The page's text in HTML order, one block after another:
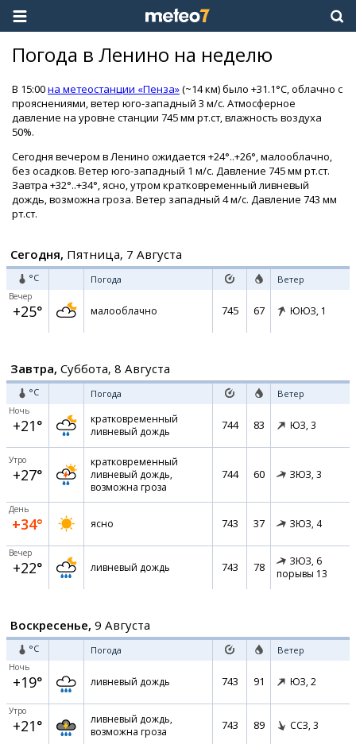
Погода в Ленино на неделю
В 15:00на метеостанции «Пенза»(~14 км) было +31.1°C, облачно с
прояснениями, ветер юго-западный 3 м/с. Атмосферное
давление на уровне станции 745 мм рт.ст, влажность воздуха
50%.
Сегодня вечером в Ленино ожидается +24°..+26°, малооблачно,
без осадков. Ветер юго-западный 1 м/с. Давление 745 мм рт.ст.
Завтра +32°..+34°, ясно, утром кратковременный ливневый
дождь, возможна гроза. Ветер западный 4 м/с. Давление 743 мм
рт.ст.
Сегодня, Пятница, 7 Августа
°C Погода Ветер
Вечер
+25° малооблачно 745 67 ЮЮЗ, 1
Завтра, Суббота, 8 Августа
°C Погода Ветер
Ночь
+21°
кратковременный
ливневый дождь
744 83 ЮЗ, 3
Утро
+27°
кратковременный
ливневый дождь,
возможна гроза
744 60 ЗЮЗ, 3
День
+34° ясно 743 37 ЗЮЗ, 4
Вечер
+22° ливневый дождь 743 78 ЗЮЗ, 6
порывы 13
Воскресенье, 9 Августа
°C Погода Ветер
Ночь
+19° ливневый дождь 743 91 ЮЗ, 2
Утро
+21°
ливневый дождь,
возможна гроза
743 89 ССЗ, 3